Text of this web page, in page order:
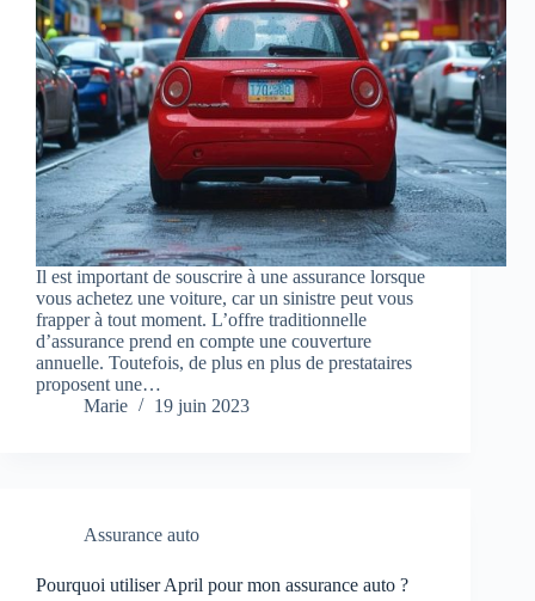
Il est important de souscrire à une assurance lorsque
vous achetez une voiture, car un sinistre peut vous
frapper à tout moment. L’offre traditionnelle
d’assurance prend en compte une couverture
annuelle. Toutefois, de plus en plus de prestataires
proposent une…
Marie
19 juin 2023
Assurance auto
Pourquoi utiliser April pour mon assurance auto ?